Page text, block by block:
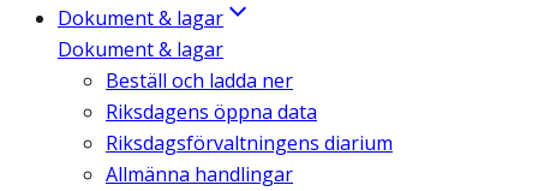
Dokument & lagar
Dokument & lagar
Beställ och ladda ner
Riksdagens öppna data
Riksdagsförvaltningens diarium
Allmänna handlingar